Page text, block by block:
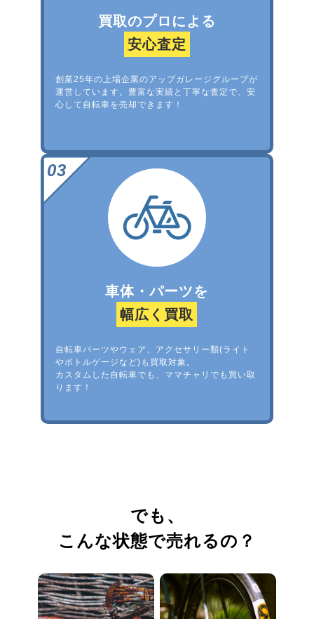
買取のプロによる
安心査定
創業25年の上場企業のアップガレージグループが
運営しています。豊富な実績と丁寧な査定で、安
心して自転車を売却できます！
車体・パーツを
幅広く買取
自転車パーツやウェア、アクセサリー類(ライト
やボトルゲージなど)も買取対象。
カスタムした自転車でも、ママチャリでも買い取
ります！
でも、
こんな状態で売れるの？